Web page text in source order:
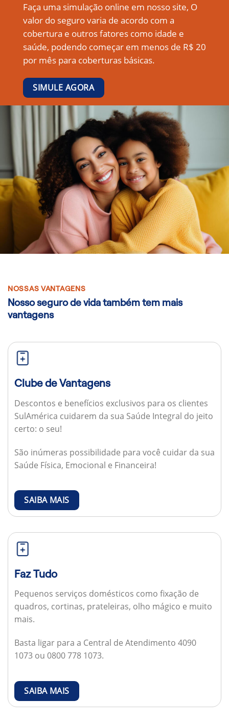
Faça uma simulação online em nosso site, O
valor do seguro varia de acordo com a
cobertura e outros fatores como idade e
saúde, podendo começar em menos de R$ 20
por mês para coberturas básicas.
SIMULE AGORA
NOSSAS VANTAGENS
Nosso seguro de vida também tem mais
vantagens
Clube de Vantagens
Descontos e benefícios exclusivos para os clientes
SulAmérica cuidarem da sua Saúde Integral do jeito
certo: o seu!
São inúmeras possibilidade para você cuidar da sua
Saúde Física, Emocional e Financeira!
SAIBA MAIS
Faz Tudo
Pequenos serviços domésticos como fixação de
quadros, cortinas, prateleiras, olho mágico e muito
mais.
Basta ligar para a Central de Atendimento 4090
1073 ou 0800 778 1073.
SAIBA MAIS